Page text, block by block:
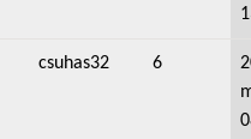
csuhas32 6